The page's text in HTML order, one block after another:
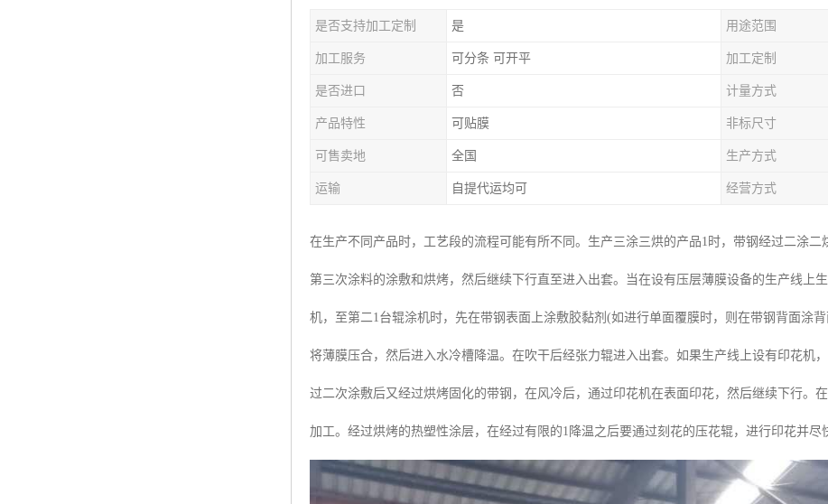
是否支持加工定制 是 用途范围
加工服务 可分条 可开平 加工定制
是否进口 否 计量方式
产品特性 可贴膜 非标尺寸
可售卖地 全国 生产方式
运输 自提代运均可 经营方式
在生产不同产品时，工艺段的流程可能有所不同。生产三涂三烘的产品1时，带钢经过二涂
第三次涂料的涂敷和烘烤，然后继续下行直至进入出套。当在设有压层薄膜设备的生产线上
机，至第二1台辊涂机时，先在带钢表面上涂敷胶黏剂(如进行单面覆膜时，则在带钢背面涂
将薄膜压合，然后进入水冷槽降温。在吹干后经张力辊进入出套。如果生产线上设有印花机
过二次涂敷后又经过烘烤固化的带钢，在风冷后，通过印花机在表面印花，然后继续下行。
加工。经过烘烤的热塑性涂层，在经过有限的1降温之后要通过刻花的压花辊，进行印花并尽